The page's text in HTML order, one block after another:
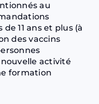
au
11 ans et plus (à
des vaccins
activité
formation